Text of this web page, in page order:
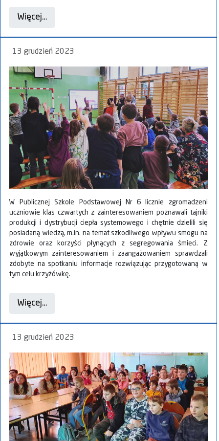
Więcej…
13 grudzień 2023
W Publicznej Szkole Podstawowej Nr 6 licznie zgromadzeni
uczniowie klas czwartych z zainteresowaniem poznawali tajniki
produkcji i dystrybucji ciepła systemowego i chętnie dzielili się
posiadaną wiedzą, m.in. na temat szkodliwego wpływu smogu na
zdrowie oraz korzyści płynących z segregowania śmieci. Z
wyjątkowym zainteresowaniem i zaangażowaniem sprawdzali
zdobyte na spotkaniu informacje rozwiązując przygotowaną w
tym celu krzyżówkę.
Więcej…
13 grudzień 2023